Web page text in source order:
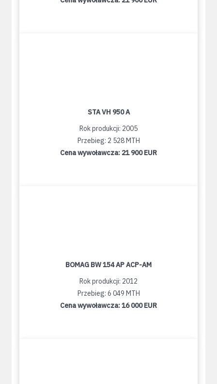
STA VH 950 A
Rok produkcji: 2005
Przebieg: 2 528 MTH
Cena wywoławcza: 21 900 EUR
BOMAG BW 154 AP ACP-AM
Rok produkcji: 2012
Przebieg: 6 049 MTH
Cena wywoławcza:16 000 EUR